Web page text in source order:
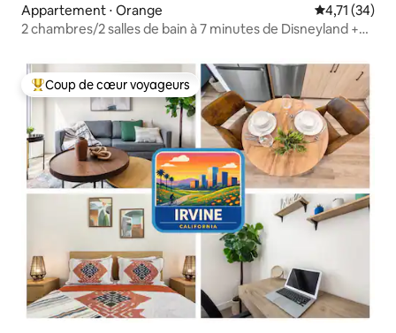
Appartement ⋅ Orange Évaluation
4,71 (34)
2 chambres/2 salles de bain à 7 minutes de Disneyland +
Coups de cœur voyageurs les plus appréciés
Coup de cœur voyageurs